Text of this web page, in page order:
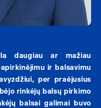
daugiau ar mažiau
ir balsavimu
per praėjusius
rinkėjų balsų pirkimo
balsai galimai buvo